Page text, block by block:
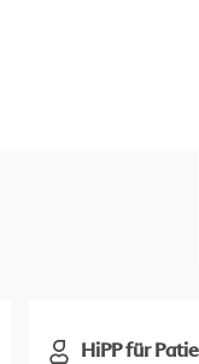
HiPP für